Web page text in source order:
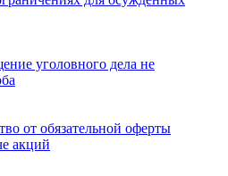
уголовного дела не
от обязательной оферты
акций